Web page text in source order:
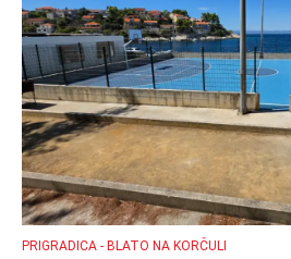
PRIGRADICA - BLATO NA KORČULI